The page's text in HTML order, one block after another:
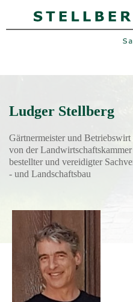
Ludger Stellberg
Gärtnermeister und
von der
bestellter und vereidigter
- und Landschaftsbau